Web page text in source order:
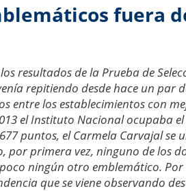
fuera
resultados de la Prueba de
repitiendo desde hace un par
entre los establecimientos con
el Instituto Nacional ocupaba
puntos, el Carmela Carvajal se
por primera vez, ninguno de los
ningún otro emblemático.
que se viene observando
Infectólogo y profesor asistente de
Usamos la palabra pandemia cuando
una enfermedad contagiosa se
propaga a un gran número de...